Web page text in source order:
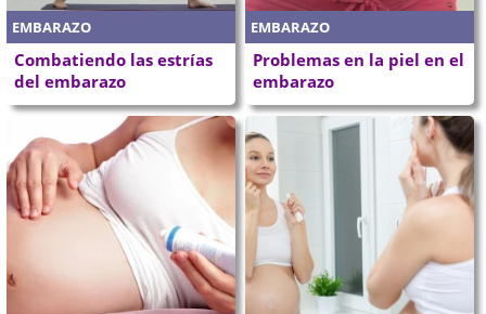
EMBARAZO
Combatiendo las estrías
del embarazo
EMBARAZO
Problemas en la piel en el
embarazo